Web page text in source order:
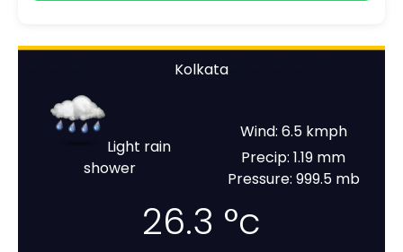
Kolkata
Light rain
shower
Wind: 6.5 kmph
Precip: 1.19 mm
Pressure: 999.5 mb
26.3 °c